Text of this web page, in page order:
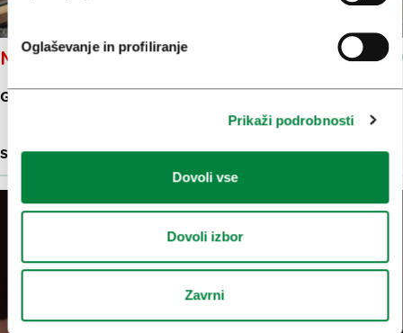
Oglaševanje in profiliranje
Prikaži podrobnosti
Dovoli vse
Dovoli izbor
Zavrni
MARTINA OBID MLAKAR
GORNJI TRG 24
SLOVENSKI OBLIKOVALSKI IZDELKI 44 M